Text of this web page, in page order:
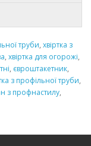
труби, хвіртка з
, хвіртка для огорожі,
, євроштакетник,
з профільної труби,
з профнастилу,